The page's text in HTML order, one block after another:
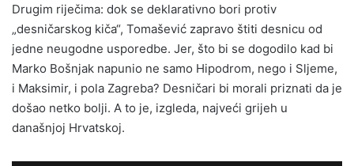
Drugim riječima: dok se deklarativno bori protiv
„desničarskog kiča“, Tomašević zapravo štiti desnicu od
jedne neugodne usporedbe. Jer, što bi se dogodilo kad bi
Marko Bošnjak napunio ne samo Hipodrom, nego i Sljeme,
i Maksimir, i pola Zagreba? Desničari bi morali priznati da je
došao netko bolji. A to je, izgleda, najveći grijeh u
današnjoj Hrvatskoj.